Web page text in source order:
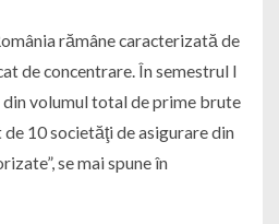
rămâne caracterizată de
de concentrare. În semestrul I
volumul total de prime brute
10 societăţi de asigurare din
se mai spune în